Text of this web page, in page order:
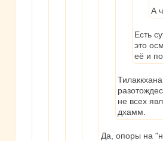
А
Есть
это
её и
не всех
дхамм.
Да, опоры на